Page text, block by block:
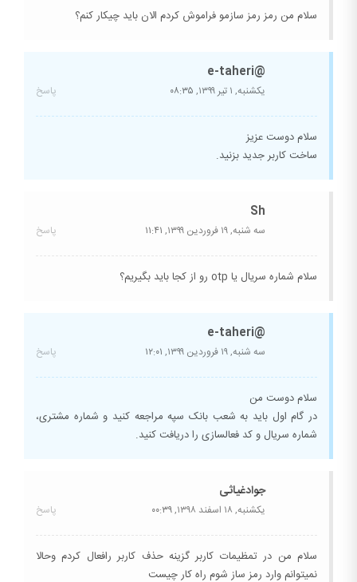
سلام من رمز رمز سازمو فراموش کردم الان باید چیکار کنم؟
@e-taheri
یکشنبه, ۱ تیر ۱۳۹۹, ۰۸:۳۵ پاسخ
سلام دوست عزیز
ساخت کاربر جدید بزنید.
Sh
سه شنبه, ۱۹ فروردین ۱۳۹۹, ۱۱:۴۱ پاسخ
سلام شماره سريال يا otp رو از كجا بايد بگيريم؟
@e-taheri
سه شنبه, ۱۹ فروردین ۱۳۹۹, ۱۲:۰۱ پاسخ
سلام دوست من
در گام اول باید به شعب بانک سپه مراجعه کنید و شماره مشتری،
شماره سریال و کد فعالسازی را دریافت کنید.
جوادغیاثی
یکشنبه, ۱۸ اسفند ۱۳۹۸, ۰۰:۳۹ پاسخ
سلام من در تمظیمات کاربر گزینه حذف کاربر رافعال کردم وحالا
نمیتوانم وارد رمز ساز شوم راه کار چیست